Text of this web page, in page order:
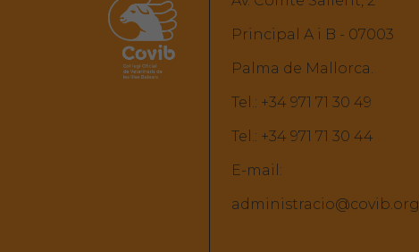
Principal A i B - 07003
Palma de Mallorca.
Tel.: +34 971 71 30 49
Tel.: +34 971 71 30 44
E-mail:
administracio@covib.org